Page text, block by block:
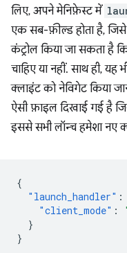
लिए, अपने मेनिफ़ेस्ट में
एक सब-फ़ील्ड होता है, जिसे
कंट्रोल किया जा सकता है
चाहिए या नहीं. साथ ही,
क्लाइंट को नेविगेट किया
ऐसी फ़ाइल दिखाई गई है
इससे सभी लॉन्च हमेशा नए
{
"launch_handler" :
"client_mode" :
}
}